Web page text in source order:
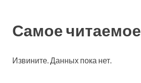
Самое читаемое
Извините. Данных пока нет.